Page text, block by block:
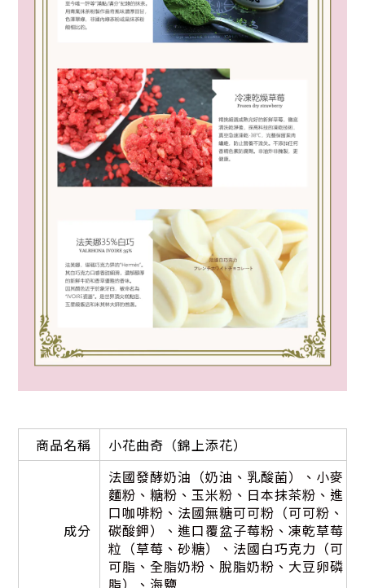
商品名稱 小花曲奇（錦上添花）
成分
法國發酵奶油（奶油、乳酸菌）、小麥
麵粉、糖粉、玉米粉、日本抹茶粉、進
口咖啡粉、法國無糖可可粉（可可粉、
碳酸鉀）、進口覆盆子莓粉、凍乾草莓
粒（草莓、砂糖）、法國白巧克力（可
可脂、全脂奶粉、脫脂奶粉、大豆卵磷